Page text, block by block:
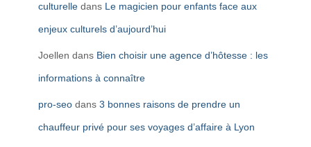
culturelle dans Le magicien pour enfants face aux
enjeux culturels d’aujourd’hui
Joellen dans Bien choisir une agence d’hôtesse : les
informations à connaître
pro-seo dans 3 bonnes raisons de prendre un
chauffeur privé pour ses voyages d’affaire à Lyon